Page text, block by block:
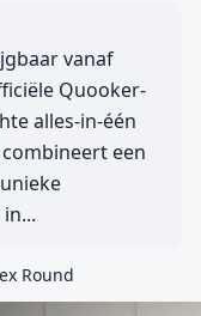
vanaf
Quooker-
alles-in-één
een
Round